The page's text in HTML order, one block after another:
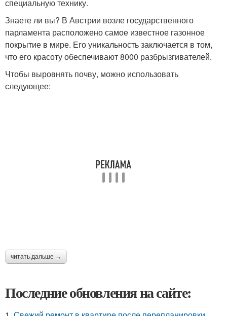
специальную технику.
Знаете ли вы? В Австрии возле государственного
парламента расположено самое известное газонное
покрытие в мире. Его уникальность заключается в том,
что его красоту обеспечивают 8000 разбрызгивателей.
Чтобы выровнять почву, можно использовать
следующее:
читать дальше →
Последние обновления на сайте: